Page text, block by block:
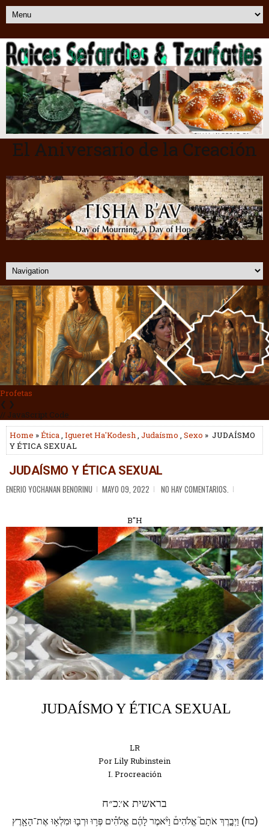
El Aniversario de la Creación
Guerreros
❮ ❯
// JavaScript Code
Home »Ética Igueret Ha'Kodesh Judaísmo Sexo » JUDAÍSMO
Y ÉTICA SEXUAL
JUDAÍSMO Y ÉTICA SEXUAL
ENERIO YOCHANAN BENORINU MAYO 09, 2022 NO HAY COMENTARIOS.
B"H
JUDAÍSMO Y ÉTICA SEXUAL
LR
Por Lily Rubinstein
I. Procreación
בראשית א׳:כ״ח
(כח) וַיְבָ֣רֶךְ אֹתָם֮ אֱלֹהִים֒ וַיֹּ֨אמֶר לָהֶ֜ם אֱלֹהִ֗ים פְּר֥וּ וּרְב֛וּ וּמִלְא֥וּ אֶת־הָאָ֖רֶץ